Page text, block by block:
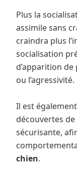
Plus la
assimile sans
craindra plus
socialisation
d’apparition de
ou l’agressivité.
Il est
découvertes
sécurisante,
chien.